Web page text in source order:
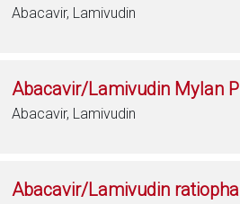
Abacavir, Lamivudin
Abacavir/Lamivudin Mylan
Abacavir, Lamivudin
Abacavir/Lamivudin